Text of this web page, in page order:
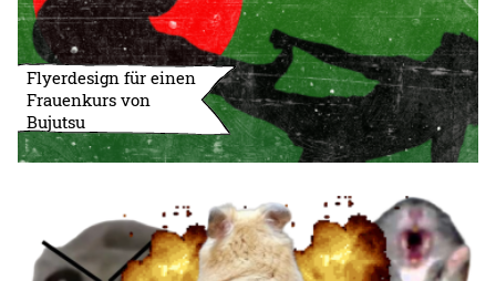
Flyerdesign für einen
Frauenkurs von
Bujutsu